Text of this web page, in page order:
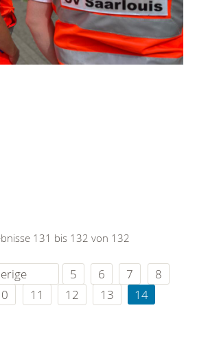
131 bis 132 von 132
5 6 7
8
11 12 13 14